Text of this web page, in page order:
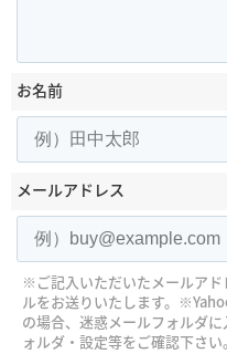
お名前
メールアドレス
※ご記入いただいたメールア
ルをお送りいたします。
の場合、迷惑メールフォルダに
ォルダ・設定等をご確認下さい。